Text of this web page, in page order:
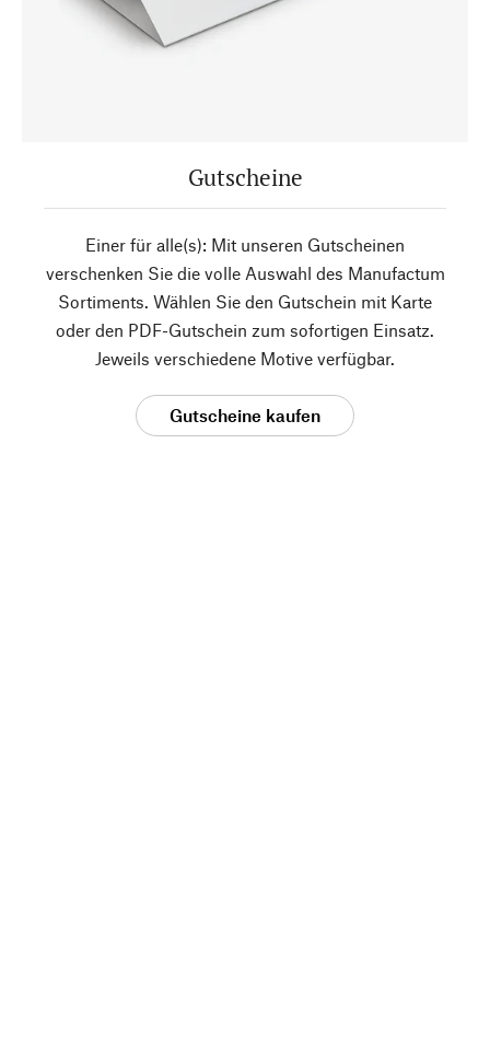
Gutscheine
Einer für alle(s): Mit unseren Gutscheinen
verschenken Sie die volle Auswahl des Manufactum
Sortiments. Wählen Sie den Gutschein mit Karte
oder den PDF-Gutschein zum sofortigen Einsatz.
Jeweils verschiedene Motive verfügbar.
Gutscheine kaufen